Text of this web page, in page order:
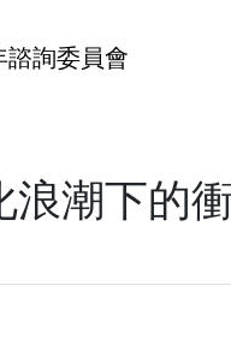
詢委員會
浪潮下的